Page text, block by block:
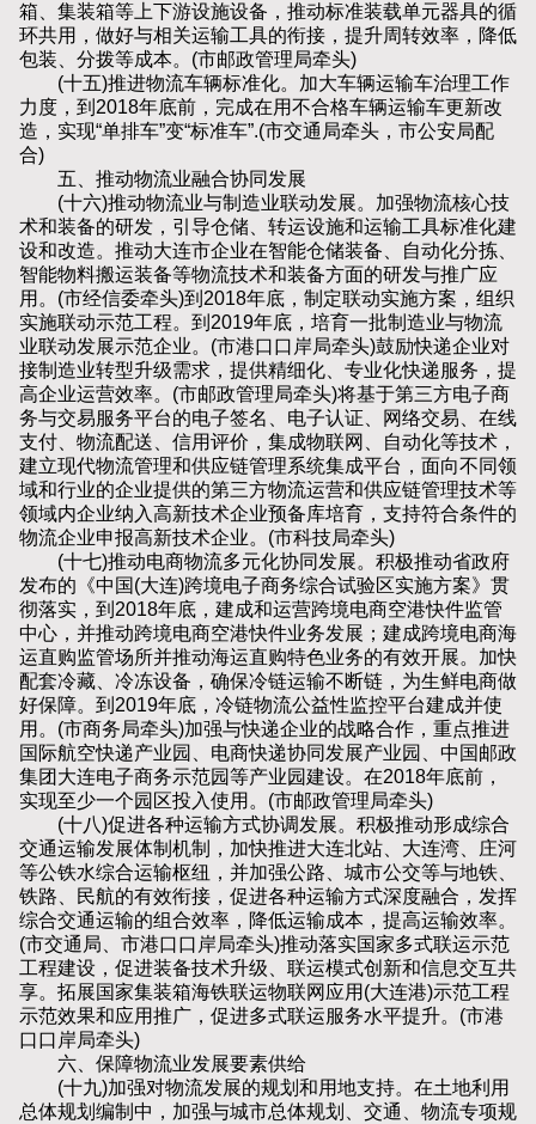
箱、集装箱等上下游设施设备，推动标准装载单元器具的循
环共用，做好与相关运输工具的衔接，提升周转效率，降低
包装、分拨等成本。(市邮政管理局牵头)
(十五)推进物流车辆标准化。加大车辆运输车治理工作
力度，到2018年底前，完成在用不合格车辆运输车更新改
造，实现“单排车”变“标准车”.(市交通局牵头，市公安局配
合)
五、推动物流业融合协同发展
(十六)推动物流业与制造业联动发展。加强物流核心技
术和装备的研发，引导仓储、转运设施和运输工具标准化建
设和改造。推动大连市企业在智能仓储装备、自动化分拣、
智能物料搬运装备等物流技术和装备方面的研发与推广应
用。(市经信委牵头)到2018年底，制定联动实施方案，组织
实施联动示范工程。到2019年底，培育一批制造业与物流
业联动发展示范企业。(市港口口岸局牵头)鼓励快递企业对
接制造业转型升级需求，提供精细化、专业化快递服务，提
高企业运营效率。(市邮政管理局牵头)将基于第三方电子商
务与交易服务平台的电子签名、电子认证、网络交易、在线
支付、物流配送、信用评价，集成物联网、自动化等技术，
建立现代物流管理和供应链管理系统集成平台，面向不同领
域和行业的企业提供的第三方物流运营和供应链管理技术等
领域内企业纳入高新技术企业预备库培育，支持符合条件的
物流企业申报高新技术企业。(市科技局牵头)
(十七)推动电商物流多元化协同发展。积极推动省政府
发布的《中国(大连)跨境电子商务综合试验区实施方案》贯
彻落实，到2018年底，建成和运营跨境电商空港快件监管
中心，并推动跨境电商空港快件业务发展；建成跨境电商海
运直购监管场所并推动海运直购特色业务的有效开展。加快
配套冷藏、冷冻设备，确保冷链运输不断链，为生鲜电商做
好保障。到2019年底，冷链物流公益性监控平台建成并使
用。(市商务局牵头)加强与快递企业的战略合作，重点推进
国际航空快递产业园、电商快递协同发展产业园、中国邮政
集团大连电子商务示范园等产业园建设。在2018年底前，
实现至少一个园区投入使用。(市邮政管理局牵头)
(十八)促进各种运输方式协调发展。积极推动形成综合
交通运输发展体制机制，加快推进大连北站、大连湾、庄河
等公铁水综合运输枢纽，并加强公路、城市公交等与地铁、
铁路、民航的有效衔接，促进各种运输方式深度融合，发挥
综合交通运输的组合效率，降低运输成本，提高运输效率。
(市交通局、市港口口岸局牵头)推动落实国家多式联运示范
工程建设，促进装备技术升级、联运模式创新和信息交互共
享。拓展国家集装箱海铁联运物联网应用(大连港)示范工程
示范效果和应用推广，促进多式联运服务水平提升。(市港
口口岸局牵头)
六、保障物流业发展要素供给
(十九)加强对物流发展的规划和用地支持。在土地利用
总体规划编制中，加强与城市总体规划、交通、物流专项规